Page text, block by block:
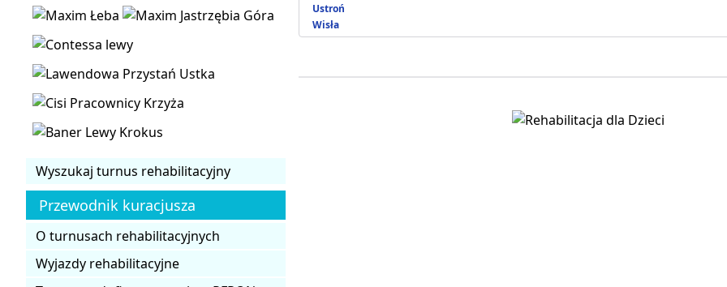
Wyszukaj turnus rehabilitacyjny
Przewodnik kuracjusza
O turnusach rehabilitacyjnych
Wyjazdy rehabilitacyjne
Ustroń
Wisła